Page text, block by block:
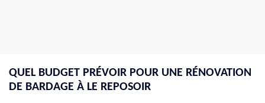
QUEL BUDGET PRÉVOIR POUR UNE RÉNOVATION
DE BARDAGE À LE REPOSOIR